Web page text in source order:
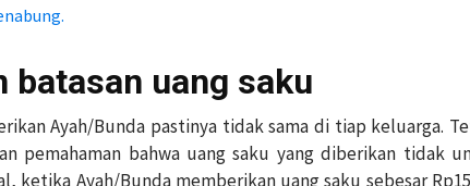
batasan uang saku
Ayah/Bunda pastinya tidak sama di tiap keluarga.
pemahaman bahwa uang saku yang diberikan tidak
ketika Ayah/Bunda memberikan uang saku sebesar